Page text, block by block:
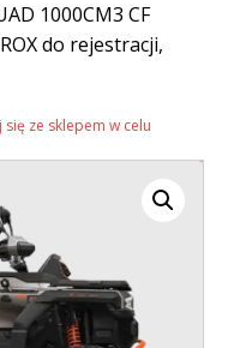
1000CM3 CF
do rejestracji,
ze sklepem w celu